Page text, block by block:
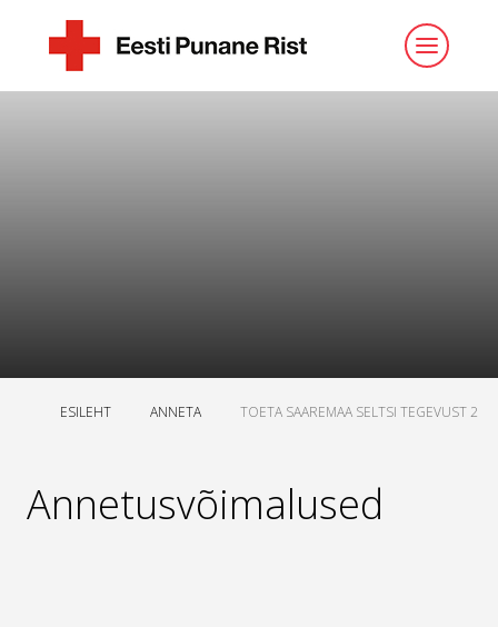
ESILEHT ANNETA TOETA SAAREMAA SELTSI TEGEVUST 2
Annetusvõimalused